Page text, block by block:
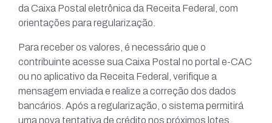
da Caixa Postal eletrônica da Receita Federal, com
orientações para regularização.
Para receber os valores, é necessário que o
contribuinte acesse sua Caixa Postal no portal e-CAC
ou no aplicativo da Receita Federal, verifique a
mensagem enviada e realize a correção dos dados
bancários. Após a regularização, o sistema permitirá
uma nova tentativa de crédito nos próximos lotes,